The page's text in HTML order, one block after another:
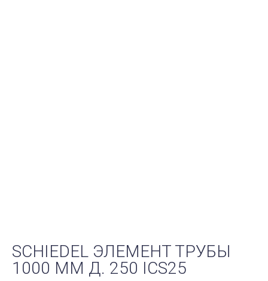
SCHIEDEL ЭЛЕМЕНТ ТРУБЫ
1000 ММ Д. 250 ICS25